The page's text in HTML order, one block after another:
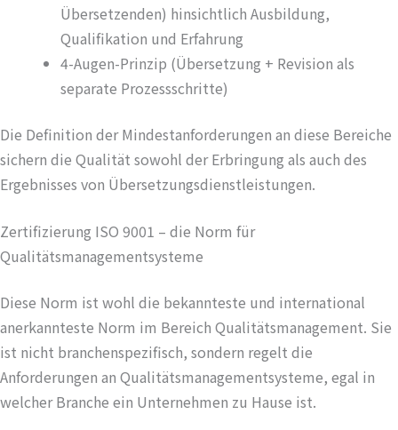
Übersetzenden) hinsichtlich Ausbildung,
Qualifikation und Erfahrung
4-Augen-Prinzip (Übersetzung + Revision als
separate Prozessschritte)
Die Definition der Mindestanforderungen an diese Bereiche
sichern die Qualität sowohl der Erbringung als auch des
Ergebnisses von Übersetzungsdienstleistungen.
Zertifizierung ISO 9001 – die Norm für
Qualitätsmanagementsysteme
Diese Norm ist wohl die bekannteste und international
anerkannteste Norm im Bereich Qualitätsmanagement. Sie
ist nicht branchenspezifisch, sondern regelt die
Anforderungen an Qualitätsmanagementsysteme, egal in
welcher Branche ein Unternehmen zu Hause ist.